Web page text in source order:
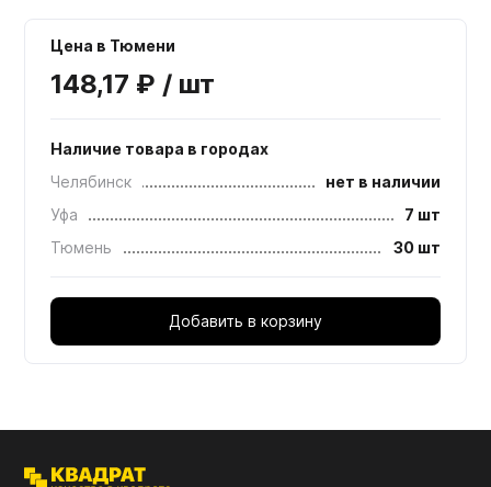
Цена в Тюмени
148,17 ₽ / шт
Наличие товара в городах
Челябинск
нет в наличии
Уфа
7 шт
Тюмень
30 шт
Добавить в корзину